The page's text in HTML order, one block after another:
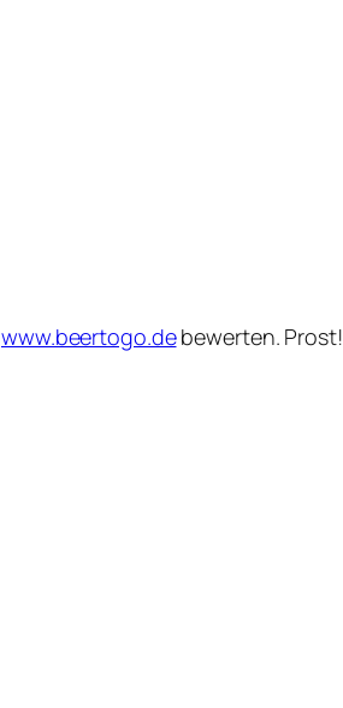
www.beertogo.debewerten. Prost!